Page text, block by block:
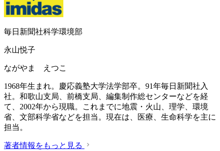
毎日新聞社科学環境部
永山悦子
ながやま えつこ
1968年生まれ。慶応義塾大学法学部卒。91年毎日新聞社入
社。和歌山支局、前橋支局、編集制作総センターなどを経
て、2002年から現職。これまでに地震・火山、理学、環境
省、文部科学省などを担当。現在は、医療、生命科学を主に
担当。
著者情報をもっと見る